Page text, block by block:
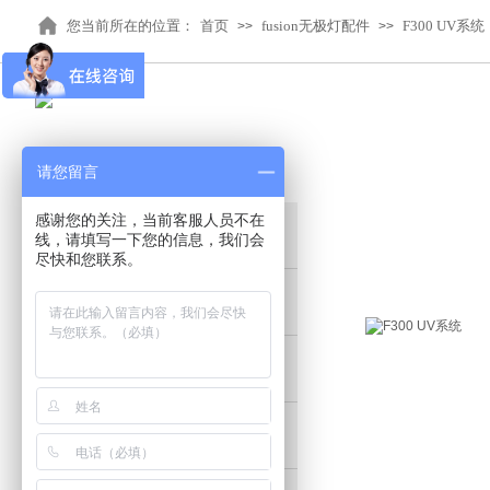
首页 >> fusion无极灯配件 >> F300 UV系统
您当前所在的位置：
产品中心
LED UV光源系列
红外加热隧道炉系列
请您留言
感谢您的关注，当前客服人员不在
线，请填写一下您的信息，我们会
尽快和您联系。